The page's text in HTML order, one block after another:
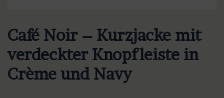
Café Noir – Kurzjacke mit
verdeckter Knopfleiste in
Crème und Navy